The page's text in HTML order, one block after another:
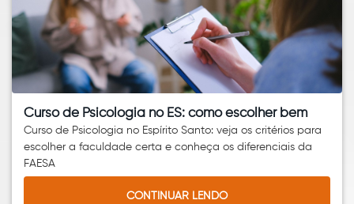
Curso de Psicologia no ES: como escolher bem
Curso de Psicologia no Espírito Santo: veja os critérios para
escolher a faculdade certa e conheça os diferenciais da
FAESA
CONTINUAR LENDO